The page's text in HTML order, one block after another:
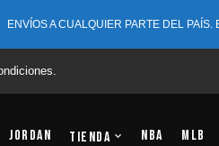
ENVÍOS A CUALQUIER PARTE DEL
Jordan Tienda NBA MLB